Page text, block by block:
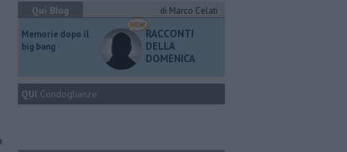
Qui Blog
di Marco Celati
Memorie dopo il
big bang
RACCONTI
DELLA
DOMENICA
QUI Condoglianze